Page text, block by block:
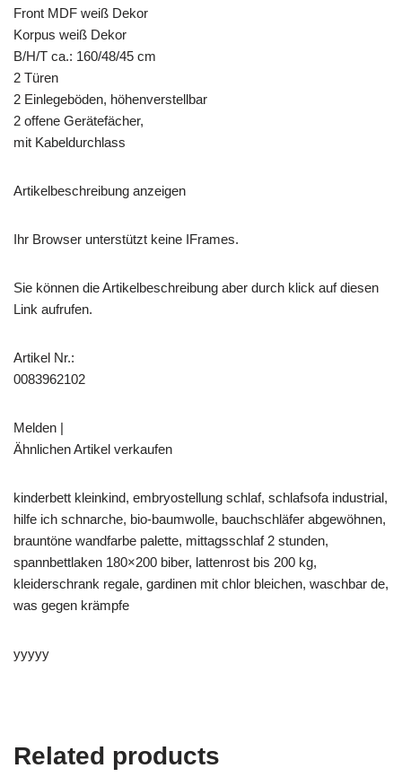
Front MDF weiß Dekor
Korpus weiß Dekor
B/H/T ca.: 160/48/45 cm
2 Türen
2 Einlegeböden, höhenverstellbar
2 offene Gerätefächer,
mit Kabeldurchlass
Artikelbeschreibung anzeigen
Ihr Browser unterstützt keine IFrames.
Sie können die Artikelbeschreibung aber durch klick auf diesen
Link aufrufen.
Artikel Nr.:
0083962102
Melden |
Ähnlichen Artikel verkaufen
kinderbett kleinkind, embryostellung schlaf, schlafsofa industrial,
hilfe ich schnarche, bio-baumwolle, bauchschläfer abgewöhnen,
brauntöne wandfarbe palette, mittagsschlaf 2 stunden,
spannbettlaken 180×200 biber, lattenrost bis 200 kg,
kleiderschrank regale, gardinen mit chlor bleichen, waschbar de,
was gegen krämpfe
yyyyy
Related products